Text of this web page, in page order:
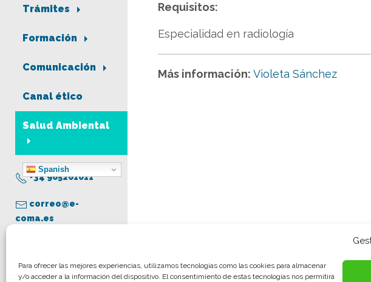
Para ofrecer las mejores experiencias, utilizamos tecnologías como las cookies para almacenar
y/o acceder a la información del dispositivo. El consentimiento de estas tecnologías nos permitirá
Trámites
Formación
Comunicación
Canal ético
Salud Ambiental
Spanish
+34 965261011
correo@e-
coma.es
Aviso legal
Requisitos:
Especialidad en radiología
Más información: Violeta Sánchez